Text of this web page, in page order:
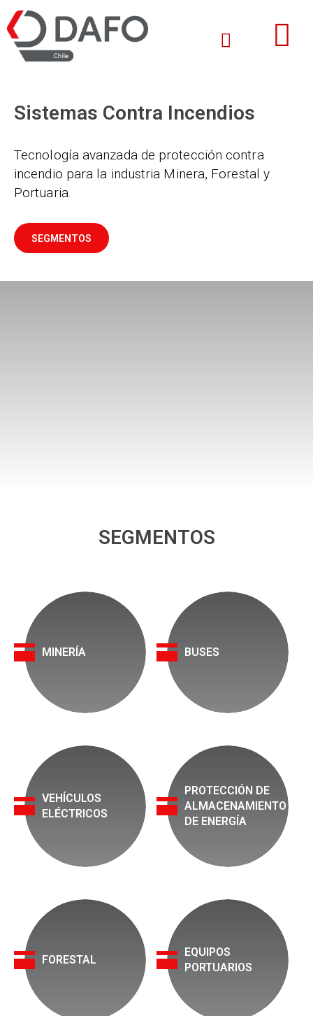
Sistemas Contra Incendios
Tecnología avanzada de protección contra
incendio para la industria Minera, Forestal y
Portuaria.
SEGMENTOS
SEGMENTOS
MINERÍA BUSES
VEHÍCULOS
ELÉCTRICOS
PROTECCIÓN DE
ALMACENAMIENTO
DE ENERGÍA
FORESTAL
EQUIPOS
PORTUARIOS